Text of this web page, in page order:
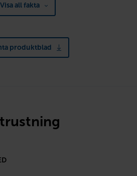
Visa all fakta
produktblad